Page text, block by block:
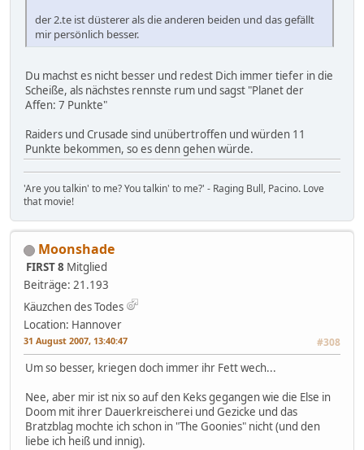
der 2.te ist düsterer als die anderen beiden und das gefällt
mir persönlich besser.
Du machst es nicht besser und redest Dich immer tiefer in die
Scheiße, als nächstes rennste rum und sagst "Planet der
Affen: 7 Punkte"
Raiders und Crusade sind unübertroffen und würden 11
Punkte bekommen, so es denn gehen würde.
'Are you talkin' to me? You talkin' to me?' - Raging Bull, Pacino. Love
that movie!
Moonshade
FIRST 8 Mitglied
Beiträge: 21.193
Käuzchen des Todes
Location: Hannover
31 August 2007, 13:40:47 #308
Um so besser, kriegen doch immer ihr Fett wech...
Nee, aber mir ist nix so auf den Keks gegangen wie die Else in
Doom mit ihrer Dauerkreischerei und Gezicke und das
Bratzblag mochte ich schon in "The Goonies" nicht (und den
liebe ich heiß und innig).